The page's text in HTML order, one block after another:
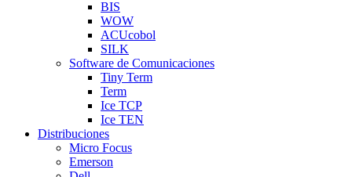
BIS
WOW
ACUcobol
SILK
Software de Comunicaciones
Tiny Term
Term
Ice TCP
Ice TEN
Distribuciones
Micro Focus
Emerson